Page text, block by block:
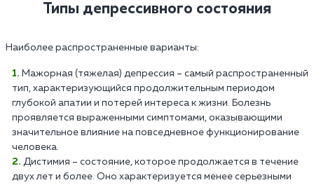
Типы депрессивного состояния
Наиболее распространенные варианты:
Мажорная (тяжелая) депрессия – самый распространенный
тип, характеризующийся продолжительным периодом
глубокой апатии и потерей интереса к жизни. Болезнь
проявляется выраженными симптомами, оказывающими
значительное влияние на повседневное функционирование
человека.
Дистимия – состояние, которое продолжается в течение
двух лет и более. Оно характеризуется менее серьезными